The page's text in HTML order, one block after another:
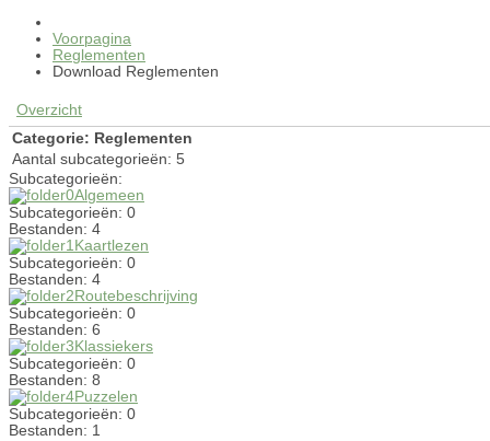
Voorpagina
Reglementen
Download Reglementen
Overzicht
Categorie: Reglementen
Aantal subcategorieën: 5
Subcategorieën:
Algemeen
Subcategorieën: 0
Bestanden: 4
Kaartlezen
Subcategorieën: 0
Bestanden: 4
Routebeschrijving
Subcategorieën: 0
Bestanden: 6
Klassiekers
Subcategorieën: 0
Bestanden: 8
Puzzelen
Subcategorieën: 0
Bestanden: 1